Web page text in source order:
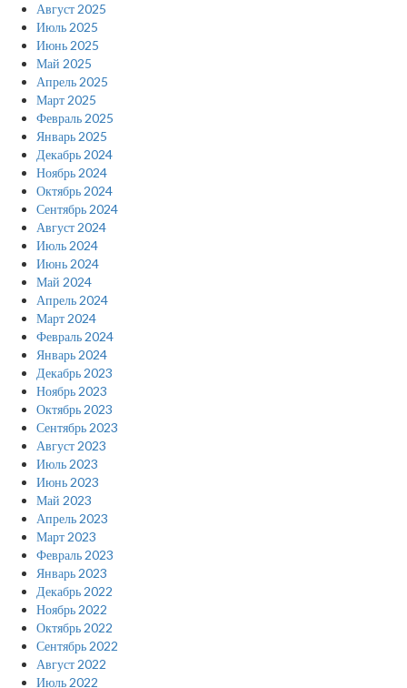
Август 2025
Июль 2025
Июнь 2025
Май 2025
Апрель 2025
Март 2025
Февраль 2025
Январь 2025
Декабрь 2024
Ноябрь 2024
Октябрь 2024
Сентябрь 2024
Август 2024
Июль 2024
Июнь 2024
Май 2024
Апрель 2024
Март 2024
Февраль 2024
Январь 2024
Декабрь 2023
Ноябрь 2023
Октябрь 2023
Сентябрь 2023
Август 2023
Июль 2023
Июнь 2023
Май 2023
Апрель 2023
Март 2023
Февраль 2023
Январь 2023
Декабрь 2022
Ноябрь 2022
Октябрь 2022
Сентябрь 2022
Август 2022
Июль 2022